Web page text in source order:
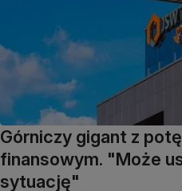
Górniczy gigant z
finansowym. "Może
sytuację"